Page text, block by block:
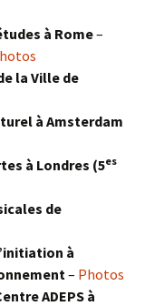
à Rome–
la Ville de
à Amsterdam
à Londres (5es
de
à
– Photos
ADEPS à